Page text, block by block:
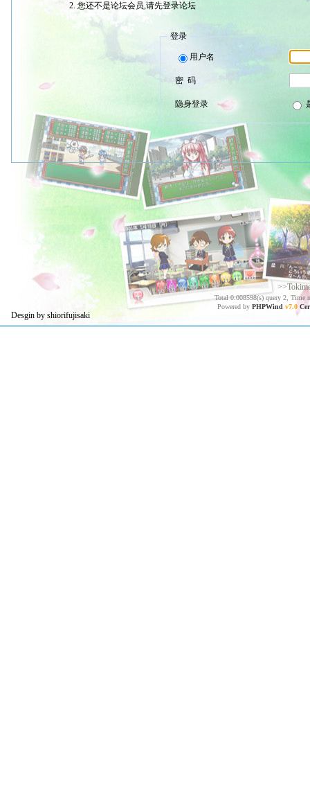
您还不是论坛会员,请先登录论坛
登录
用户名
密 码
隐身登录
Total 0.008598(s) query 2, Time
Powered by PHPWind v7.0
Desgin by shiorifujisaki